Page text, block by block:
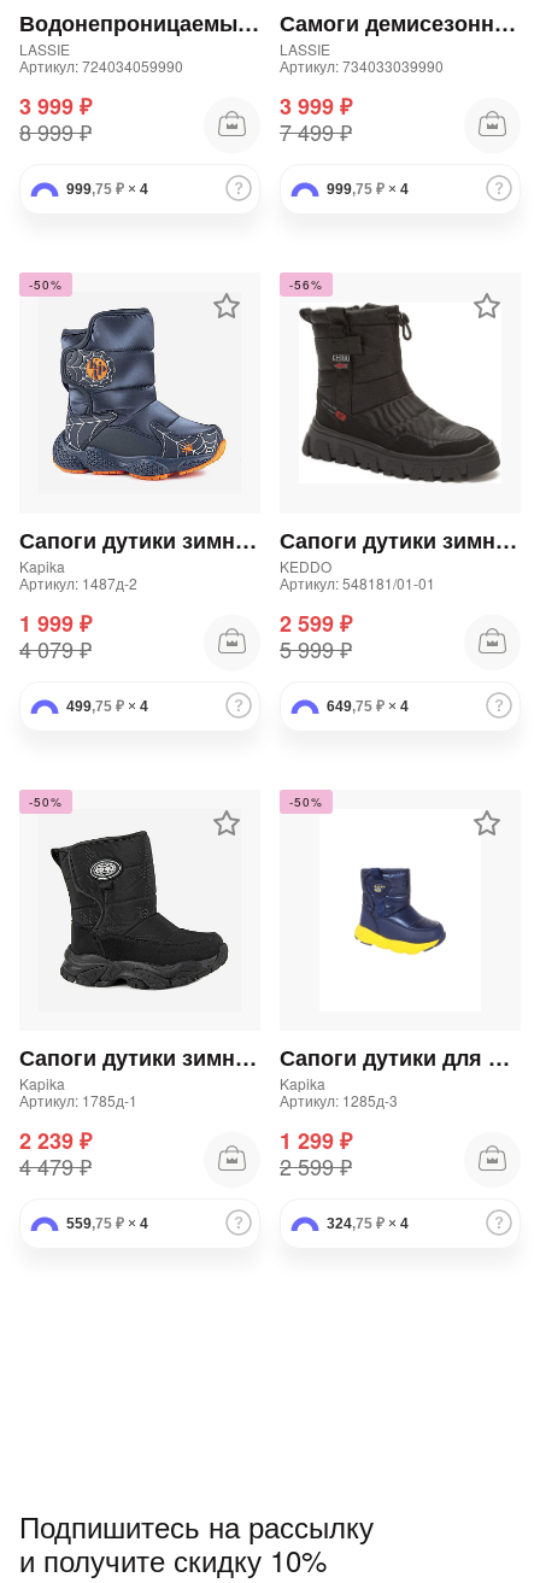
Водонепроницаемые зимние ботинки для мальчика и девочки
LASSIE
Артикул: 724034059990
3 999 ₽
8 999 ₽
999,75 ₽ × 4
Самоги демисезонные водонепроницаемые для мальчика
LASSIE
Артикул: 734033039990
3 999 ₽
7 499 ₽
999,75 ₽ × 4
-50%
Сапоги дутики зимние для мальчика
Kapika
Артикул: 1487д-2
1 999 ₽
4 079 ₽
499,75 ₽ × 4
-56%
Сапоги дутики зимние для мальчика
KEDDO
Артикул: 548181/01-01
2 599 ₽
5 999 ₽
649,75 ₽ × 4
-50%
Сапоги дутики зимние для мальчика
Kapika
Артикул: 1785д-1
2 239 ₽
4 479 ₽
559,75 ₽ × 4
-50%
Сапоги дутики для мальчика
Kapika
Артикул: 1285д-3
1 299 ₽
2 599 ₽
324,75 ₽ × 4
Подпишитесь на рассылку
и получите скидку 10%
раз в 2 недели